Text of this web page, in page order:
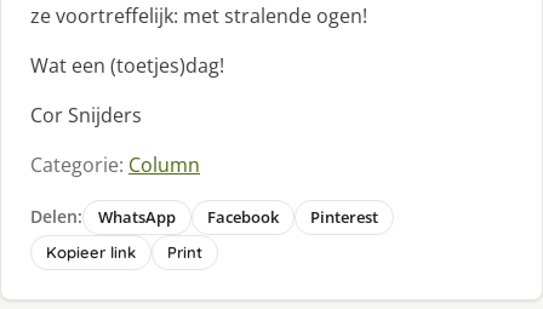
ze voortreffelijk: met stralende ogen!
Wat een (toetjes)dag!
Cor Snijders
Categorie: Column
Delen: WhatsApp Facebook Pinterest
Kopieer link Print